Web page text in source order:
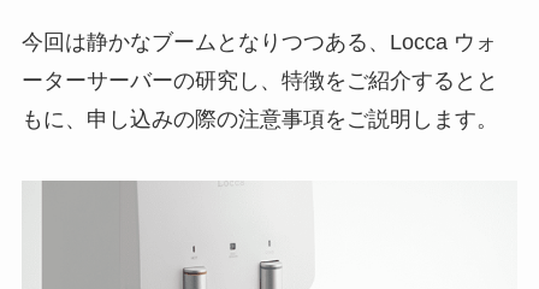
今回は静かなブームとなりつつある、Locca ウォ
ーターサーバーの研究し、特徴をご紹介するとと
もに、申し込みの際の注意事項をご説明します。